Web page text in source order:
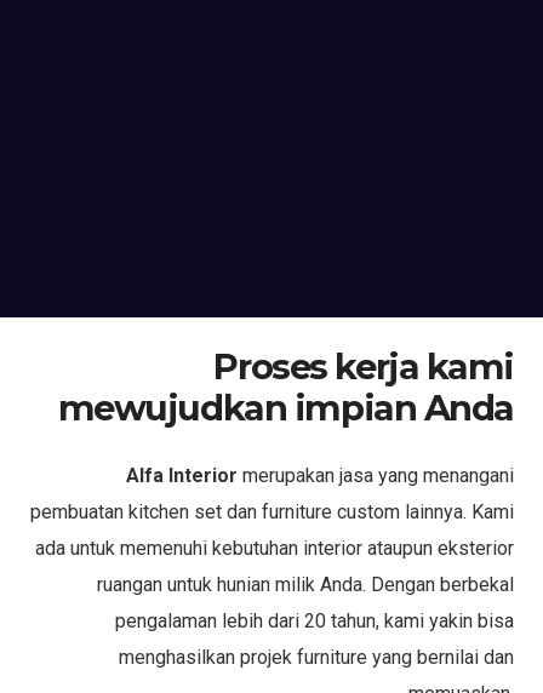
Proses kerja kami
mewujudkan impian Anda
Alfa Interior merupakan jasa yang menangani
pembuatan kitchen set dan furniture custom lainnya. Kami
ada untuk memenuhi kebutuhan interior ataupun eksterior
ruangan untuk hunian milik Anda. Dengan berbekal
pengalaman lebih dari 20 tahun, kami yakin bisa
menghasilkan projek furniture yang bernilai dan